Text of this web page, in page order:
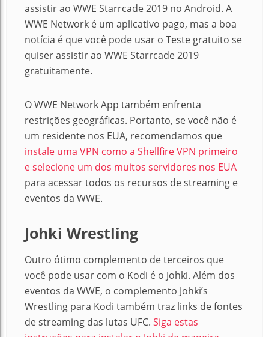
assistir ao WWE Starrcade 2019 no Android. A
WWE Network é um aplicativo pago, mas a boa
notícia é que você pode usar o Teste gratuito se
quiser assistir ao WWE Starrcade 2019
gratuitamente.
O WWE Network App também enfrenta
restrições geográficas. Portanto, se você não é
um residente nos EUA, recomendamos que
instale uma VPN como a Shellfire VPN primeiro
e selecione um dos muitos servidores nos EUA
para acessar todos os recursos de streaming e
eventos da WWE.
Johki Wrestling
Outro ótimo complemento de terceiros que
você pode usar com o Kodi é o Johki. Além dos
eventos da WWE, o complemento Johki’s
Wrestling para Kodi também traz links de fontes
de streaming das lutas UFC. Siga estas